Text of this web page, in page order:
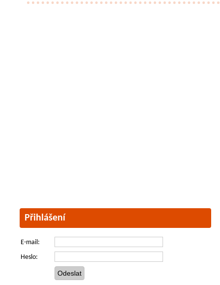
Přihlášení
E-mail:
Heslo: